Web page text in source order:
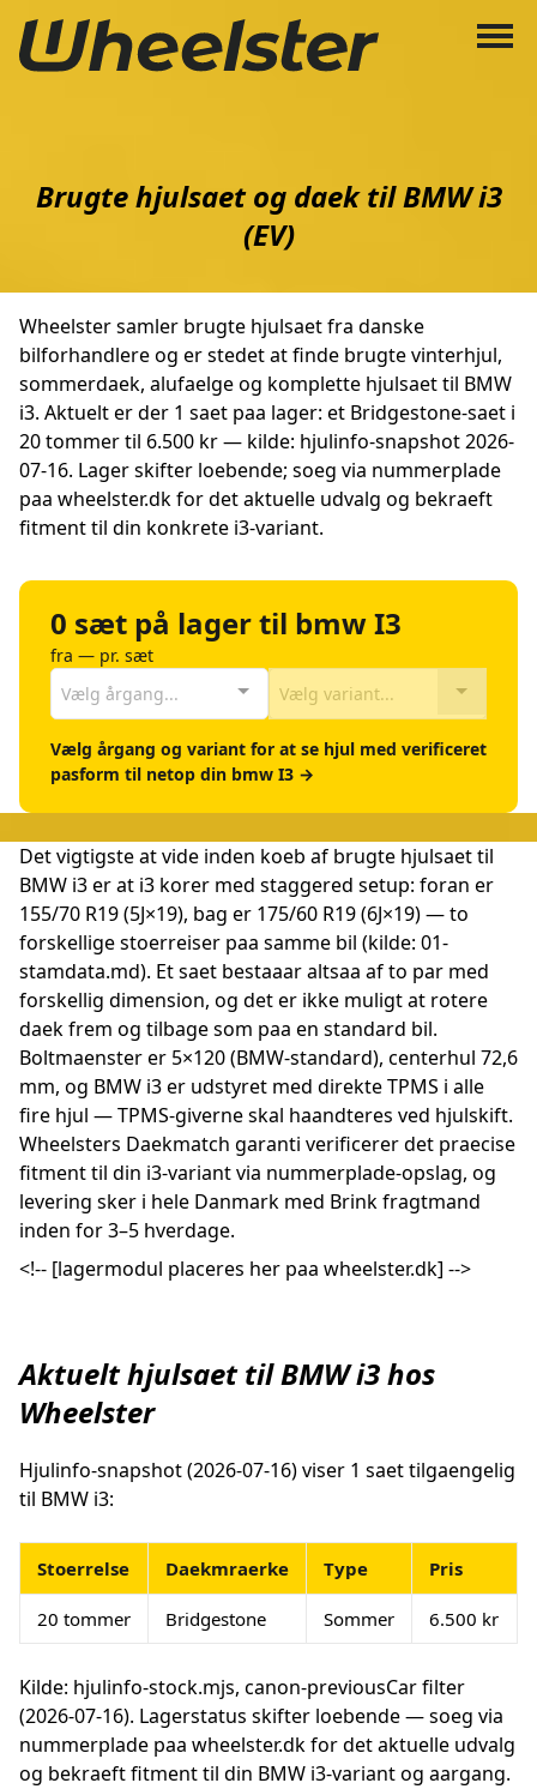
Brugte hjulsaet og daek til BMW i3
(EV)
Wheelster samler brugte hjulsaet fra danske
bilforhandlere og er stedet at finde brugte vinterhjul,
sommerdaek, alufaelge og komplette hjulsaet til BMW
i3. Aktuelt er der 1 saet paa lager: et Bridgestone-saet i
20 tommer til 6.500 kr — kilde: hjulinfo-snapshot 2026-
07-16. Lager skifter loebende; soeg via nummerplade
paa wheelster.dk for det aktuelle udvalg og bekraeft
fitment til din konkrete i3-variant.
0 sæt på lager til bmw I3
fra — pr. sæt
Vælg årgang...
Vælg variant...
Vælg årgang og variant for at se hjul med verificeret
pasform til netop din bmw I3 →
Det vigtigste at vide inden koeb af brugte hjulsaet til
BMW i3 er at i3 korer med staggered setup: foran er
155/70 R19 (5J×19), bag er 175/60 R19 (6J×19) — to
forskellige stoerreiser paa samme bil (kilde: 01-
stamdata.md). Et saet bestaaar altsaa af to par med
forskellig dimension, og det er ikke muligt at rotere
daek frem og tilbage som paa en standard bil.
Boltmaenster er 5×120 (BMW-standard), centerhul 72,6
mm, og BMW i3 er udstyret med direkte TPMS i alle
fire hjul — TPMS-giverne skal haandteres ved hjulskift.
Wheelsters Daekmatch garanti verificerer det praecise
fitment til din i3-variant via nummerplade-opslag, og
levering sker i hele Danmark med Brink fragtmand
inden for 3–5 hverdage.
<!-- [lagermodul placeres her paa wheelster.dk] -->
Aktuelt hjulsaet til BMW i3 hos
Wheelster
Hjulinfo-snapshot (2026-07-16) viser 1 saet tilgaengelig
til BMW i3:
Stoerrelse Daekmraerke Type Pris
20 tommer Bridgestone Sommer 6.500 kr
Kilde: hjulinfo-stock.mjs, canon-previousCar filter
(2026-07-16). Lagerstatus skifter loebende — soeg via
nummerplade paa wheelster.dk for det aktuelle udvalg
og bekraeft fitment til din BMW i3-variant og aargang.